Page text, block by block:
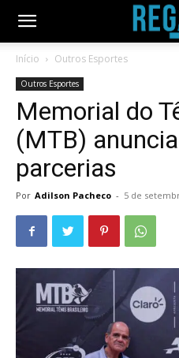
Início Outros Esportes
Outros Esportes
Memorial do
(MTB)
parcerias
Por Adilson Pacheco - 5 de